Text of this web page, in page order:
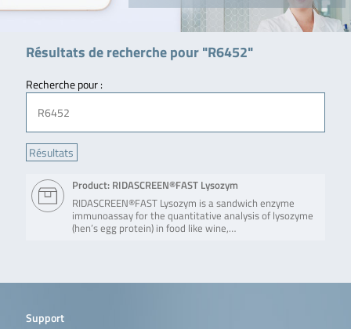
Résultats de recherche pour "R6452"
Recherche pour :
Product: RIDASCREEN®FAST Lysozym
RIDASCREEN®FAST Lysozym is a sandwich enzyme
immunoassay for the quantitative analysis of lysozyme
(hen’s egg protein) in food like wine,…
Support